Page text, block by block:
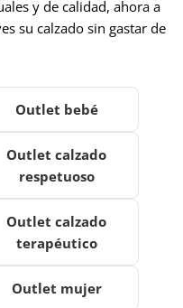
y de calidad, ahora a
su calzado sin gastar de
Outlet bebé
Outlet calzado
respetuoso
Outlet calzado
terapéutico
Outlet mujer